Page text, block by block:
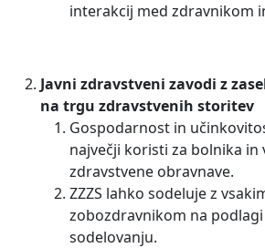
interakcij med zdravnikom
Javni zdravstveni zavodi z
na trgu zdravstvenih storitev
Gospodarnost in
največji koristi za bolnika in
zdravstvene obravnave.
ZZZS lahko sodeluje z
zobozdravnikom na
sodelovanju.